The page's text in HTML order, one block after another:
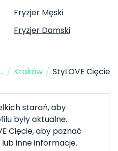
Fryzjer Męski
Fryzjer Damski
/ Kraków / StyLOVE Cięcie
starań, aby
były aktualne.
Cięcie, aby poznać
lub inne informacje.